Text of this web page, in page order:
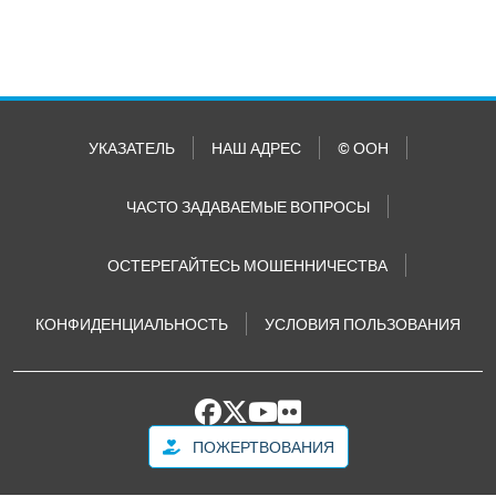
УКАЗАТЕЛЬ НАШ АДРЕС © ООН
ЧАСТО ЗАДАВАЕМЫЕ ВОПРОСЫ
ОСТЕРЕГАЙТЕСЬ МОШЕННИЧЕСТВА
КОНФИДЕНЦИАЛЬНОСТЬ УСЛОВИЯ ПОЛЬЗОВАНИЯ
ПОЖЕРТВОВАНИЯ